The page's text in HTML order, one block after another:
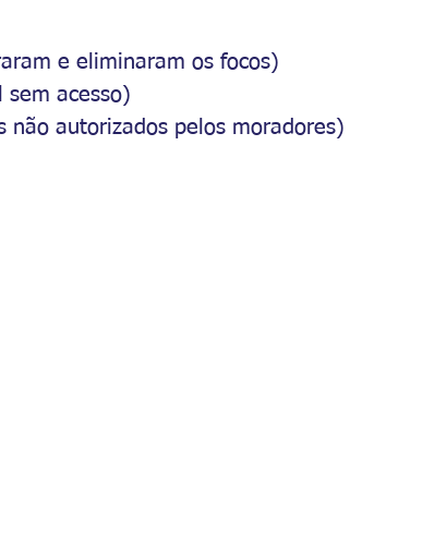
e eliminaram os focos)
sem acesso)
não autorizados pelos moradores)